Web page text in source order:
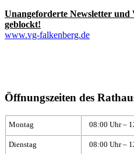
Unangeforderte Newsletter und
geblockt!
www.vg-falkenberg.de
Öffnungszeiten des
Montag 08:00 Uhr –
Dienstag 08:00 Uhr –